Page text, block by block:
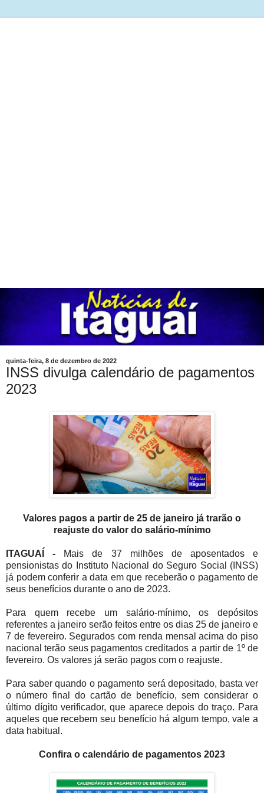
quinta-feira, 8 de dezembro de 2022
INSS divulga calendário de pagamentos
2023
Valores pagos a partir de 25 de janeiro já trarão o
reajuste do valor do salário-mínimo
ITAGUAÍ -
Mais de 37 milhões de aposentados e
pensionistas do Instituto Nacional do Seguro Social (INSS)
já podem conferir a data em que receberão o pagamento de
seus benefícios durante o ano de 2023.
Para quem recebe um salário-mínimo, os depósitos
referentes a janeiro serão feitos entre os dias 25 de janeiro e
7 de fevereiro. Segurados com renda mensal acima do piso
nacional terão seus pagamentos creditados a partir de 1º de
fevereiro. Os valores já serão pagos com o reajuste.
Para saber quando o pagamento será depositado, basta ver
o número final do cartão de benefício, sem considerar o
último dígito verificador, que aparece depois do traço. Para
aqueles que recebem seu benefício há algum tempo, vale a
data habitual.
Confira o calendário de pagamentos 2023